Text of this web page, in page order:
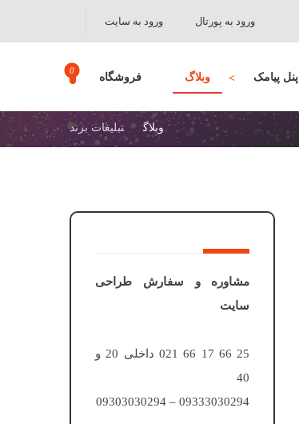
ورود به سایت ورود به پورتال
پنل پیامک وبلاگ فروشگاه
وبلاگ تبلیغات برند
مشاوره و سفارش طراحی
سایت
25 66 17 66 021 داخلی 20 و
40
09333030294 – 09303030294